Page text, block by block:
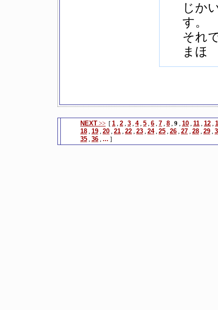
じか
す。
それ
まほ
NEXT >> [ 1 , 2 , 3 , 4, 5 , 6 , 7 , 8 , 9 , 10 , 11 , 12 ,
18 , 19 , 20 , 21 , 22 , 23 , 24, 25 , 26 , 27 , 28 , 29 ,
35 , 36 , ... ]